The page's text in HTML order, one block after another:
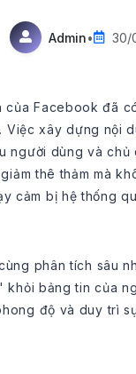
Admin• 30/
của Facebook đã
Việc xây dựng nội
người dùng và
thê thảm mà
cảm bị hệ thống
phân tích sâu
khỏi bảng tin của
độ và duy trì